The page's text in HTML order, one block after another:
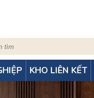
KHO LIÊN KẾT